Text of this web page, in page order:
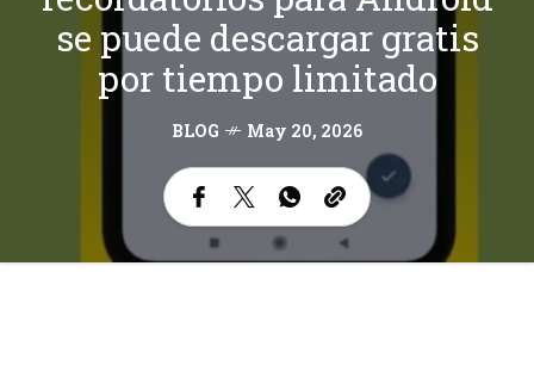
se puede descargar gratis
por tiempo limitado
BLOG May 20, 2026